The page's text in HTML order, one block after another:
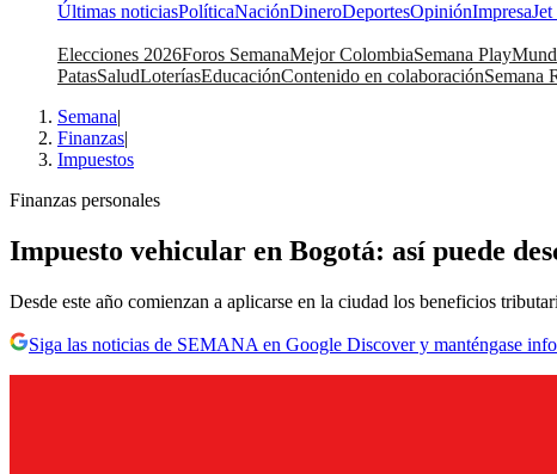
Últimas noticiasPolíticaNaciónDineroDeportesOpiniónImpresaJet
Elecciones 2026Foros SemanaMejor ColombiaSemana Play
PatasSaludLoteríasEducaciónContenido en colaboraciónSemana
Semana|
Finanzas|
Impuestos
Finanzas personales
Impuesto vehicular en Bogotá: así puede
Desde este año comienzan a aplicarse en la ciudad los beneficios
Siga las noticias de SEMANA en Google Discover y manténgase